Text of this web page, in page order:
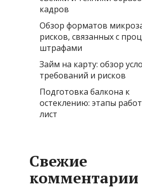
кадров
Обзор форматов
рисков, связанных с
штрафами
Займ на карту: обзор
требований и рисков
Подготовка балкона к
остеклению: этапы
лист
Свежие
комментарии